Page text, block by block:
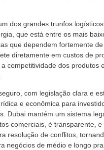
dos grandes trunfos
que está entre os mais
que dependem fortemente
diretamente em custos de
competitividade dos produtos
com legislação clara e
e econômica para
Dubai mantém um sistema
comerciais, é transparente,
resolução de conflitos,
negócios de médio e longo